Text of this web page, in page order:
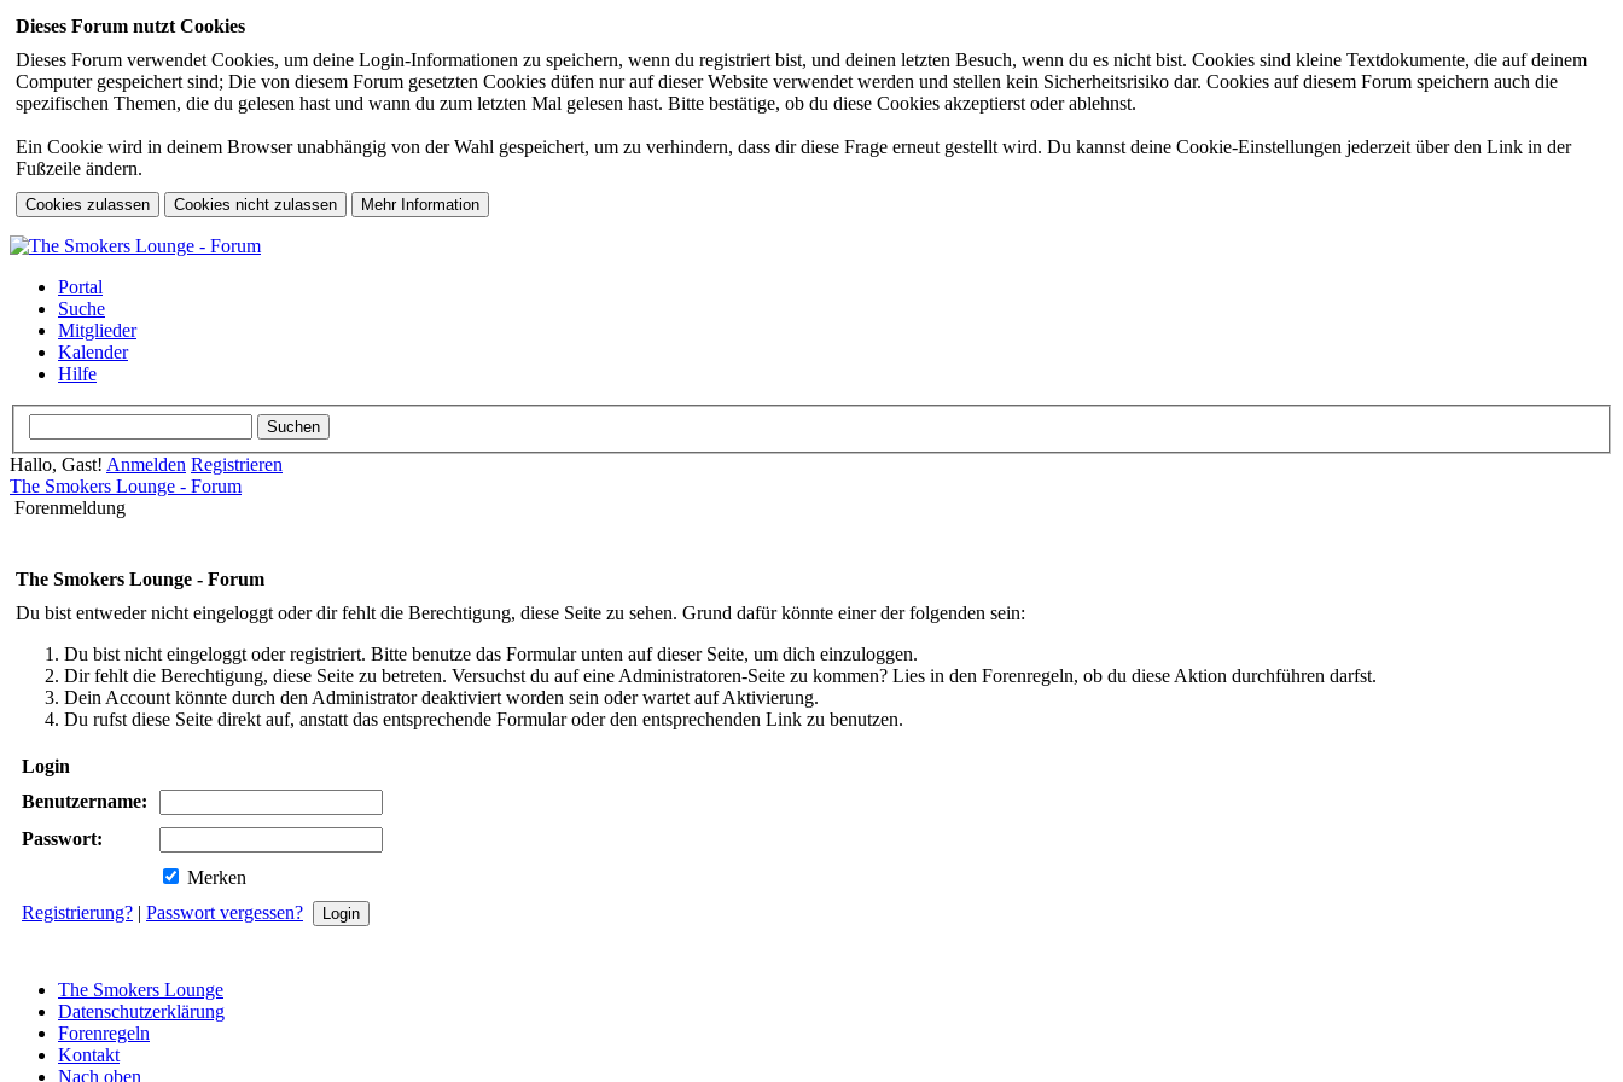
Dieses Forum nutzt Cookies
Dieses Forum verwendet Cookies, um deine Login-Informationen zu speichern, wenn du registriert bist, und deinen letzten Besuch, wenn du es nicht bist. Cookies sind kleine Textdokumente, die auf deinem
Computer gespeichert sind; Die von diesem Forum gesetzten Cookies düfen nur auf dieser Website verwendet werden und stellen kein Sicherheitsrisiko dar. Cookies auf diesem Forum speichern auch die
spezifischen Themen, die du gelesen hast und wann du zum letzten Mal gelesen hast. Bitte bestätige, ob du diese Cookies akzeptierst oder ablehnst.
Ein Cookie wird in deinem Browser unabhängig von der Wahl gespeichert, um zu verhindern, dass dir diese Frage erneut gestellt wird. Du kannst deine Cookie-Einstellungen jederzeit über den Link in der
Fußzeile ändern.
Portal
Suche
Mitglieder
Kalender
Hilfe
Hallo, Gast! Anmelden Registrieren
The Smokers Lounge - Forum
Forenmeldung
The Smokers Lounge - Forum
Du bist entweder nicht eingeloggt oder dir fehlt die Berechtigung, diese Seite zu sehen. Grund dafür könnte einer der folgenden sein:
Du bist nicht eingeloggt oder registriert. Bitte benutze das Formular unten auf dieser Seite, um dich einzuloggen.
Dir fehlt die Berechtigung, diese Seite zu betreten. Versuchst du auf eine Administratoren-Seite zu kommen? Lies in den Forenregeln, ob du diese Aktion durchführen darfst.
Dein Account könnte durch den Administrator deaktiviert worden sein oder wartet auf Aktivierung.
Du rufst diese Seite direkt auf, anstatt das entsprechende Formular oder den entsprechenden Link zu benutzen.
Login
Benutzername:
Passwort:
Merken
Registrierung? | Passwort vergessen?
The Smokers Lounge
Datenschutzerklärung
Forenregeln
Kontakt
Nach oben